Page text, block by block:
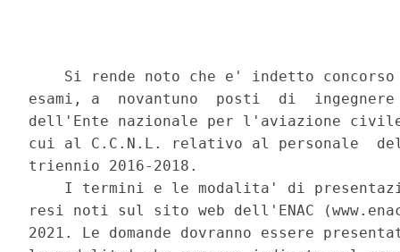
Si rende noto che e' indetto
esami, a  novantuno  posti  di
dell'Ente nazionale per l'aviazione
cui al C.C.N.L. relativo al personale
triennio 2016-2018.
I termini e le modalita' di
resi noti sul sito web dell'ENAC
2021. Le domande dovranno essere